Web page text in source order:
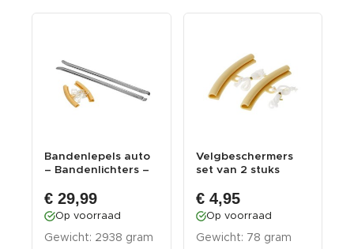
Bandenlepels auto
– Bandenlichters –
€ 29,99
Op voorraad
Gewicht: 2938 gram
Velgbeschermers
set van 2 stuks
€ 4,95
Op voorraad
Gewicht: 78 gram